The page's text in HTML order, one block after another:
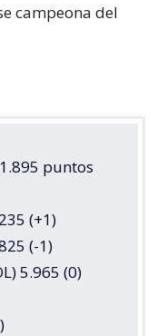
campeona del
puntos
(+1)
(-1)
5.965 (0)